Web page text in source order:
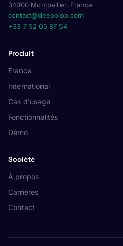
34000 Montpellier, France
contact@deepbloo.com
+33 7 52 05 87 54
Produit
France
International
Cas d'usage
Fonctionnalités
Démo
Société
À propos
Carrières
Contact